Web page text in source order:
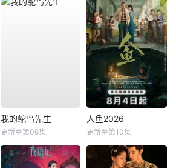
我的鸵鸟先生
更新至第06集
人鱼2026
更新至第10集